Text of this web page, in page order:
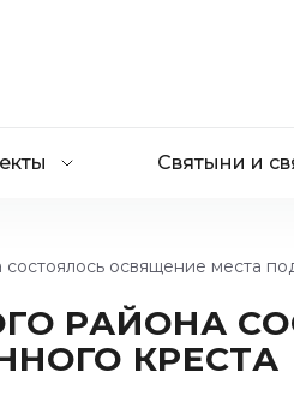
Святыни и
освящение места
РАЙОНА
КРЕСТА